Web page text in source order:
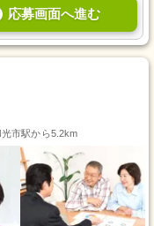
応募画面へ進む
市駅から5.2km